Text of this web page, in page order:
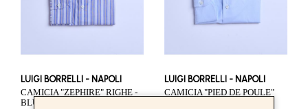
LUIGI BORRELLI - NAPOLI
CAMICIA "ZEPHIRE" RIGHE -
BLU
LUIGI BORRELLI - NAPOLI
CAMICIA "PIED DE POULE"